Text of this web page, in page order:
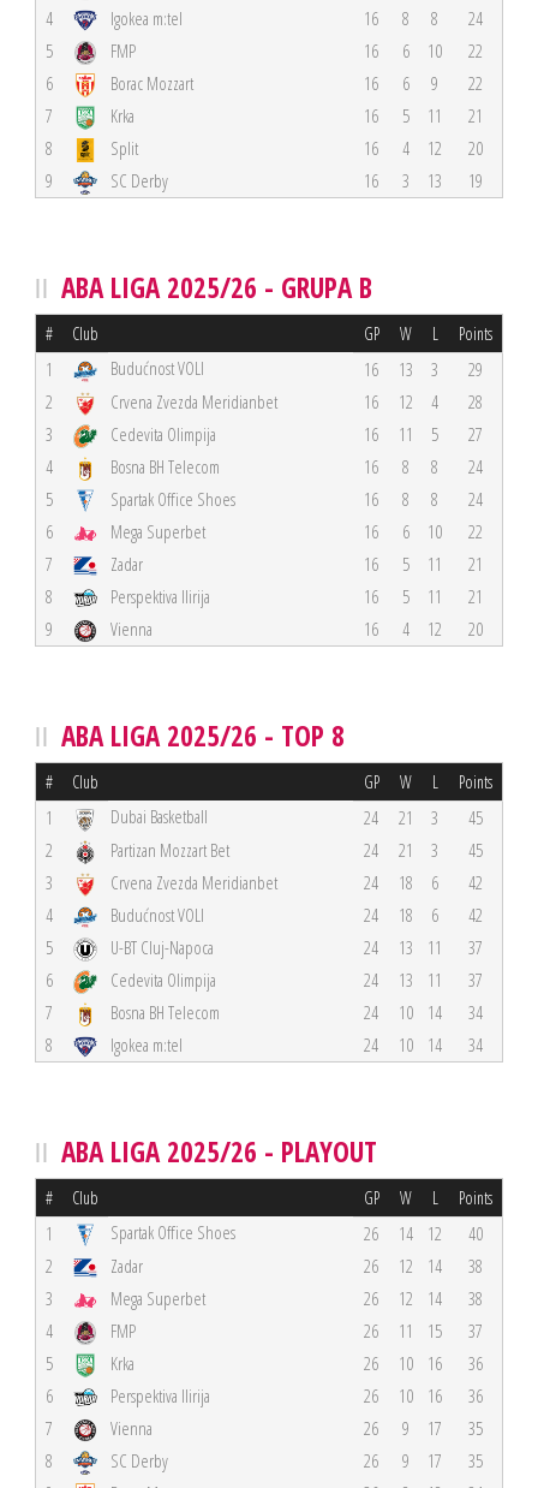
4
Igokea m:tel 16 8 8
24
5
FMP 16 6 10
22
6
Borac Mozzart 16 6 9
22
7
Krka 16 5 11
21
8
Split 16 4 12
20
9
SC Derby 16 3 13 19
ABA LIGA 2025/26 - GRUPA B
# Club GP W L Points
1 Budućnost VOLI 16 13 3
29
2
Crvena Zvezda Meridianbet 16 12 4
28
3
Cedevita Olimpija 16 11 5
27
4
Bosna BH Telecom 16 8 8
24
5
Spartak Office Shoes 16 8 8
24
6
Mega Superbet 16 6 10
22
7
Zadar 16 5 11
21
8
Perspektiva Ilirija 16 5 11
21
9
Vienna 16 4 12 20
ABA LIGA 2025/26 - TOP 8
# Club GP W L Points
1 Dubai Basketball 24 21 3
45
2
Partizan Mozzart Bet 24 21 3
45
3
Crvena Zvezda Meridianbet 24 18 6
42
4
Budućnost VOLI 24 18 6
42
5
U-BT Cluj-Napoca 24 13 11
37
6
Cedevita Olimpija 24 13 11
37
7
Bosna BH Telecom 24 10 14
34
8
Igokea m:tel 24 10 14 34
ABA LIGA 2025/26 - PLAYOUT
# Club GP W L Points
1 Spartak Office Shoes 26 14 12
40
2
Zadar 26 12 14
38
3
Mega Superbet 26 12 14
38
4
FMP 26 11 15
37
5
Krka 26 10 16
36
6
Perspektiva Ilirija 26 10 16
36
7
Vienna 26 9 17
35
8
SC Derby 26 9 17
35